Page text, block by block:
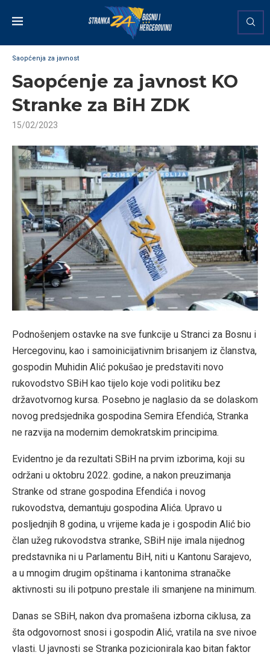
Saopćenja za javnost
Saopćenje za javnost KO
Stranke za BiH ZDK
15/02/2023
Podnošenjem ostavke na sve funkcije u Stranci za Bosnu i
Hercegovinu, kao i samoinicijativnim brisanjem iz članstva,
gospodin Muhidin Alić pokušao je predstaviti novo
rukovodstvo SBiH kao tijelo koje vodi politiku bez
državotvornog kursa. Posebno je naglasio da se dolaskom
novog predsjednika gospodina Semira Efendića, Stranka
ne razvija na modernim demokratskim principima.
Evidentno je da rezultati SBiH na prvim izborima, koji su
održani u oktobru 2022. godine, a nakon preuzimanja
Stranke od strane gospodina Efendića i novog
rukovodstva, demantuju gospodina Alića. Upravo u
posljednjih 8 godina, u vrijeme kada je i gospodin Alić bio
član užeg rukovodstva stranke, SBiH nije imala nijednog
predstavnika ni u Parlamentu BiH, niti u Kantonu Sarajevo,
a u mnogim drugim opštinama i kantonima stranačke
aktivnosti su ili potpuno prestale ili smanjene na minimum.
Danas se SBiH, nakon dva promašena izborna ciklusa, za
šta odgovornost snosi i gospodin Alić, vratila na sve nivoe
vlasti. U javnosti se Stranka pozicionirala kao bitan faktor